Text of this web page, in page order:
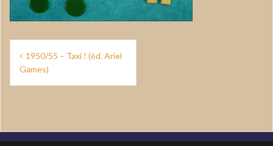
Navigation
de
l’article
1950/55 – Taxi ! (éd. Ariel
Games)